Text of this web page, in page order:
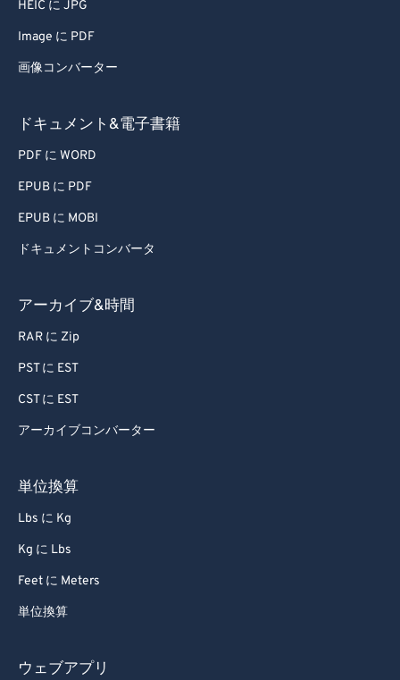
HEIC に JPG
Image に PDF
画像コンバーター
ドキュメント&電子書籍
PDF に WORD
EPUB に PDF
EPUB に MOBI
ドキュメントコンバータ
アーカイブ&時間
RAR に Zip
PST に EST
CST に EST
アーカイブコンバーター
単位換算
Lbs に Kg
Kg に Lbs
Feet に Meters
単位換算
ウェブアプリ